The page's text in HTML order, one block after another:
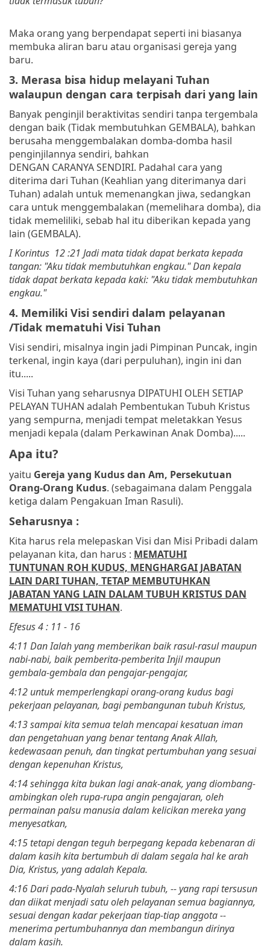
Maka orang yang berpendapat seperti ini biasanya
membuka aliran baru atau organisasi gereja yang
baru.
3. Merasa bisa hidup melayani Tuhan
walaupun dengan cara terpisah dari yang lain
Banyak penginjil beraktivitas sendiri tanpa tergembala
dengan baik (Tidak membutuhkan GEMBALA), bahkan
berusaha menggembalakan domba-domba hasil
penginjilannya sendiri, bahkan
DENGAN CARANYA SENDIRI. Padahal cara yang
diterima dari Tuhan (Keahlian yang diterimanya dari
Tuhan) adalah untuk memenangkan jiwa, sedangkan
cara untuk menggembalakan (memelihara domba), dia
tidak memeliliki, sebab hal itu diberikan kepada yang
lain (GEMBALA).
I Korintus 12 :21 Jadi mata tidak dapat berkata kepada
tangan: "Aku tidak membutuhkan engkau." Dan kepala
tidak dapat berkata kepada kaki: "Aku tidak membutuhkan
engkau."
4. Memiliki Visi sendiri dalam pelayanan
/Tidak mematuhi Visi Tuhan
Visi sendiri, misalnya ingin jadi Pimpinan Puncak, ingin
terkenal, ingin kaya (dari perpuluhan), ingin ini dan
itu.....
Visi Tuhan yang seharusnya DIPATUHI OLEH SETIAP
PELAYAN TUHAN adalah Pembentukan Tubuh Kristus
yang sempurna, menjadi tempat meletakkan Yesus
menjadi kepala (dalam Perkawinan Anak Domba).....
Apa itu?
yaitu Gereja yang Kudus dan Am, Persekutuan
Orang-Orang Kudus. (sebagaimana dalam Penggala
ketiga dalam Pengakuan Iman Rasuli).
Seharusnya :
Kita harus rela melepaskan Visi dan Misi Pribadi dalam
pelayanan kita, dan harus : MEMATUHI
TUNTUNAN ROH KUDUS, MENGHARGAI JABATAN
LAIN DARI TUHAN, TETAP MEMBUTUHKAN
JABATAN YANG LAIN DALAM TUBUH KRISTUS DAN
MEMATUHI VISI TUHAN.
Efesus 4 : 11 - 16
4:11 Dan Ialah yang memberikan baik rasul-rasul maupun
nabi-nabi, baik pemberita-pemberita Injil maupun
gembala-gembala dan pengajar-pengajar,
4:12 untuk memperlengkapi orang-orang kudus bagi
pekerjaan pelayanan, bagi pembangunan tubuh Kristus,
4:13 sampai kita semua telah mencapai kesatuan iman
dan pengetahuan yang benar tentang Anak Allah,
kedewasaan penuh, dan tingkat pertumbuhan yang sesuai
dengan kepenuhan Kristus,
4:14 sehingga kita bukan lagi anak-anak, yang diombang-
ambingkan oleh rupa-rupa angin pengajaran, oleh
permainan palsu manusia dalam kelicikan mereka yang
menyesatkan,
4:15 tetapi dengan teguh berpegang kepada kebenaran di
dalam kasih kita bertumbuh di dalam segala hal ke arah
Dia, Kristus, yang adalah Kepala.
4:16 Dari pada-Nyalah seluruh tubuh, -- yang rapi tersusun
dan diikat menjadi satu oleh pelayanan semua bagiannya,
sesuai dengan kadar pekerjaan tiap-tiap anggota --
menerima pertumbuhannya dan membangun dirinya
dalam kasih.